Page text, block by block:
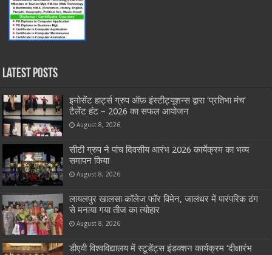
Latest Posts
इनोसेंट हार्ट्स ग्रुप ऑफ़ इंस्टीट्यूशन्स द्वारा ‘प्रतिभा मंच’
टैलेंट हंट – 2026 का सफल आयोजन
August 8, 2026
सीटी ग्रुप ने पांच दिवसीय आरंभ 2026 कार्येक्रम का भव्य
समापन किया
August 8, 2026
लायलपुर खालसा कॉलेज फॉर विमेन, जालंधर में पारंपरिक ढंग
से मनाया गया तीज का त्योहार
August 8, 2026
डीएवी विश्वविद्यालय में स्टूडेंट्स इंडक्शन कार्यक्रम ‘दीक्षारंभ